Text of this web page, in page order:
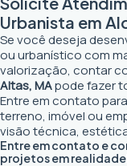
Urbanista em
Se você deseja
ou urbanístico com
valorização, contar
Altas, MApode fazer
Entre em contato
terreno, imóvel ou
visão técnica,
Entre em contato e
projetos em